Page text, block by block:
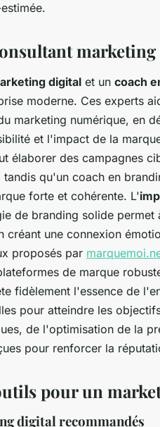
digital et un coach
moderne. Ces experts
marketing numérique, en
et l'impact de la
élaborer des campagnes
tandis qu'un coach en
forte et cohérente. L'
de branding solide
créant une connexion
proposés par
de marque
fidèlement l'essence de
pour atteindre les
de l'optimisation de la
pour renforcer la
pour un
digital recommandés